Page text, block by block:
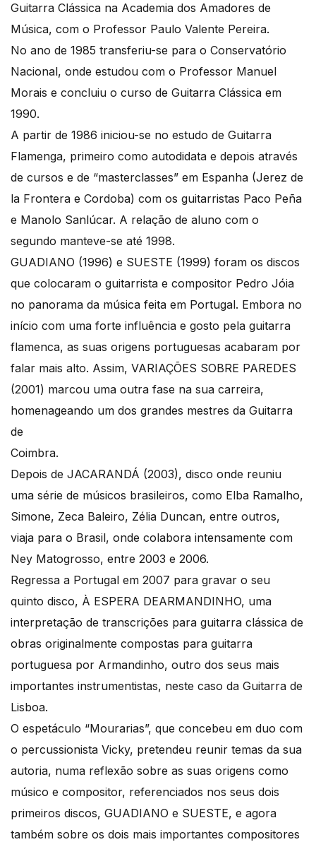
Guitarra Clássica na Academia dos Amadores de
Música, com o Professor Paulo Valente Pereira.
No ano de 1985 transferiu-se para o Conservatório
Nacional, onde estudou com o Professor Manuel
Morais e concluiu o curso de Guitarra Clássica em
1990.
A partir de 1986 iniciou-se no estudo de Guitarra
Flamenga, primeiro como autodidata e depois através
de cursos e de “masterclasses” em Espanha (Jerez de
la Frontera e Cordoba) com os guitarristas Paco Peña
e Manolo Sanlúcar. A relação de aluno com o
segundo manteve-se até 1998.
GUADIANO (1996) e SUESTE (1999) foram os discos
que colocaram o guitarrista e compositor Pedro Jóia
no panorama da música feita em Portugal. Embora no
início com uma forte influência e gosto pela guitarra
flamenca, as suas origens portuguesas acabaram por
falar mais alto. Assim, VARIAÇÕES SOBRE PAREDES
(2001) marcou uma outra fase na sua carreira,
homenageando um dos grandes mestres da Guitarra
de
Coimbra.
Depois de JACARANDÁ (2003), disco onde reuniu
uma série de músicos brasileiros, como Elba Ramalho,
Simone, Zeca Baleiro, Zélia Duncan, entre outros,
viaja para o Brasil, onde colabora intensamente com
Ney Matogrosso, entre 2003 e 2006.
Regressa a Portugal em 2007 para gravar o seu
quinto disco, À ESPERA DEARMANDINHO, uma
interpretação de transcrições para guitarra clássica de
obras originalmente compostas para guitarra
portuguesa por Armandinho, outro dos seus mais
importantes instrumentistas, neste caso da Guitarra de
Lisboa.
O espetáculo “Mourarias”, que concebeu em duo com
o percussionista Vicky, pretendeu reunir temas da sua
autoria, numa reflexão sobre as suas origens como
músico e compositor, referenciados nos seus dois
primeiros discos, GUADIANO e SUESTE, e agora
também sobre os dois mais importantes compositores